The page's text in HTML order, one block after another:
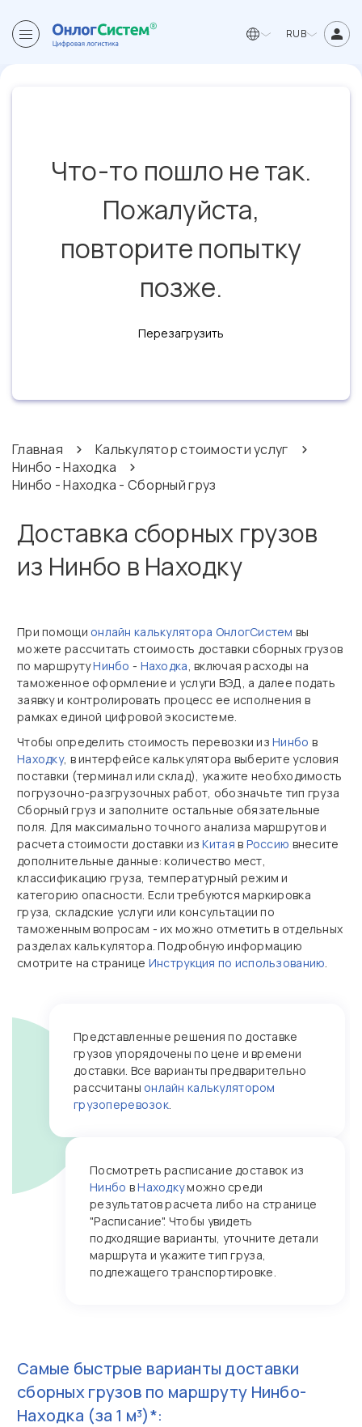
RUB
Что-то пошло не так.
Пожалуйста,
повторите попытку
позже.
Перезагрузить
Главная
Калькулятор стоимости услуг
Нинбо - Находка
Нинбо - Находка - Сборный груз
Доставка сборных грузов
из Нинбо в Находку
При помощи онлайн калькулятора ОнлогСистем вы
можете рассчитать стоимость доставки сборных грузов
по маршрутуНинбо - Находка, включая расходы на
таможенное оформление и услуги ВЭД, а далее подать
заявку и контролировать процесс ее исполнения в
рамках единой цифровой экосистеме.
Чтобы определить стоимость перевозки изНинбо в
Находку, в интерфейсе калькулятора выберите условия
поставки (терминал или склад), укажите необходимость
погрузочно‑разгрузочных работ, обозначьте тип груза
Сборный груз и заполните остальные обязательные
поля. Для максимально точного анализа маршрутов и
расчета стоимости доставки изКитая в Россию внесите
дополнительные данные: количество мест,
классификацию груза, температурный режим и
категорию опасности. Если требуются маркировка
груза, складские услуги или консультации по
таможенным вопросам - их можно отметить в отдельных
разделах калькулятора. Подробную информацию
смотрите на странице Инструкция по использованию.
Представленные решения по доставке
грузов упорядочены по цене и времени
доставки. Все варианты предварительно
рассчитаны онлайн калькулятором
грузоперевозок.
Посмотреть расписание доставок из
Нинбо вНаходкуможно среди
результатов расчета либо на странице
"Расписание". Чтобы увидеть
подходящие варианты, уточните детали
маршрута и укажите тип груза,
подлежащего транспортировке.
Самые быстрые варианты доставки
сборных грузов по маршруту Нинбо-
Находка (за 1 м³)*: